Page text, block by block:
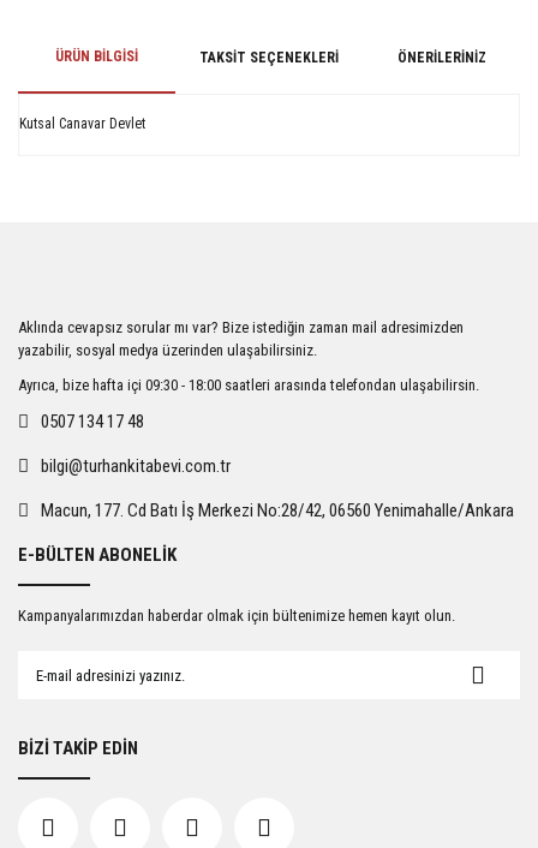
ÜRÜN BILGISI TAKSIT SEÇENEKLERI ÖNERILERINIZ
Kutsal Canavar Devlet
Ürün açıklamasında eksik bilgiler bulunuyor.
Ürün bilgilerinde hatalar bulunuyor.
Ürün fiyatı diğer sitelerden daha pahalı.
Gönder
Aklında cevapsız sorular mı var? Bize istediğin zaman mail adresimizden
yazabilir, sosyal medya üzerinden ulaşabilirsiniz.
Ayrıca, bize hafta içi 09:30 - 18:00 saatleri arasında telefondan ulaşabilirsin.
0507 134 17 48
bilgi@turhankitabevi.com.tr
Macun, 177. Cd Batı İş Merkezi No:28/42, 06560 Yenimahalle/Ankara
E-BÜLTEN ABONELİK
Kampanyalarımızdan haberdar olmak için bültenimize hemen kayıt olun.
BİZİ TAKİP EDİN